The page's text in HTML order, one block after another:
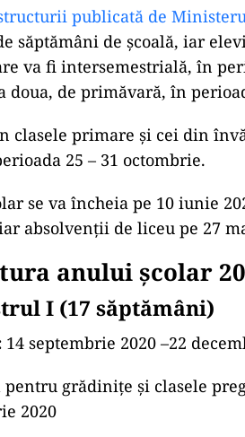
publicată de
săptămâni de școală, iar
va fi intersemestrială, în
doua, de primăvară, în
clasele primare și cei din
25 – 31 octombrie.
se va încheia pe 10 iunie
absolvenții de liceu pe 27
anului școlar
I (17 săptămâni)
14 septembrie 2020 –22
pentru grădinițe și clasele
2020